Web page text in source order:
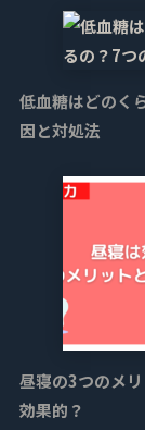
低血糖はどのく
因と対処法
昼寝の3つのメ
効果的？